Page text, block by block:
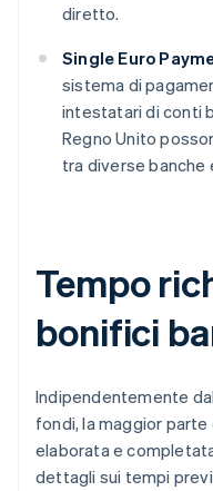
diretto.
Single Euro
sistema di
intestatari di conti
Regno Unito
tra diverse banche
Tempo
bonifici
Indipendentemente
fondi, la maggior
elaborata e
dettagli sui tempi